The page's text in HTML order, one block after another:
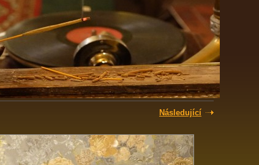
Následující